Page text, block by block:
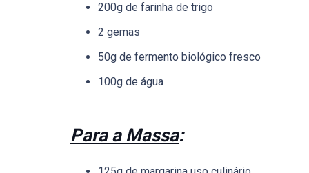
200g de farinha de trigo
2 gemas
50g de fermento biológico fresco
100g de água
Para a Massa: